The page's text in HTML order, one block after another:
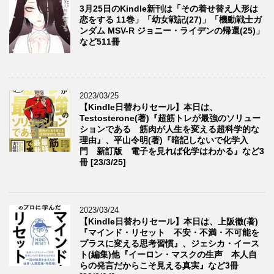
3月25日のKindle新刊は「その着せ替え人形は
恋をする 11巻」「幼女戦記(27)」「機動戦士ガ
ンダム MSV-R ジョニー・ライデンの帰還(25)」
など511冊
2023/03/25
【Kindle日替わりセール】本日は、
Testosterone(著)『超筋トレが最強のソリュー
ションである 筋肉が人生を変える超科学的な
理由』、平山令明(著)『暗記しないで化学入
門 新訂版 電子を見れば化学はわかる』など3
冊 [23/3/25]
2023/03/24
【Kindle日替わりセール】本日は、上阪徹(著)
『マインド・リセット 不安・不満・不可能を
プラスに変える思考習慣』、ジェシカ・イース
ト(編集)他『イーロン・マスクの生声 本人自
らの発言だからこそ見える真実』など3冊